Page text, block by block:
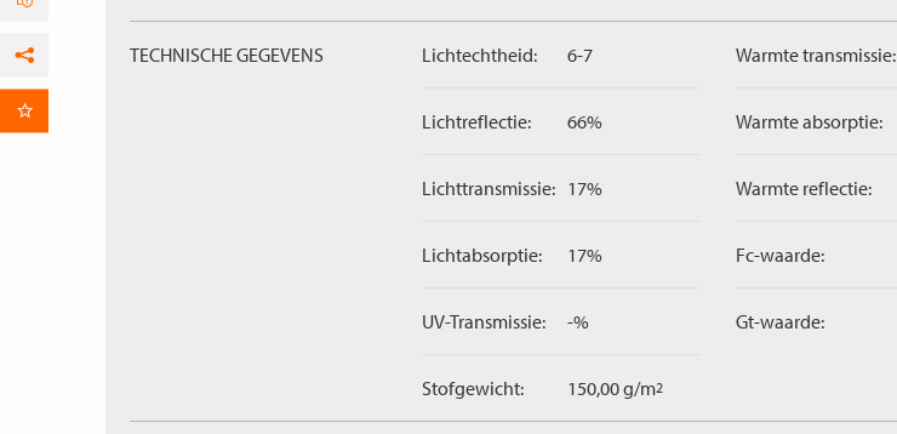
TECHNISCHE GEGEVENS Lichtechtheid: 6-7
Lichtreflectie: 66%
Lichttransmissie: 17%
Lichtabsorptie: 17%
UV-Transmissie: -%
Stofgewicht: 150,00 g/m2
Warmte transmissie:
Warmte absorptie:
Warmte reflectie:
Fc-waarde:
Gt-waarde: